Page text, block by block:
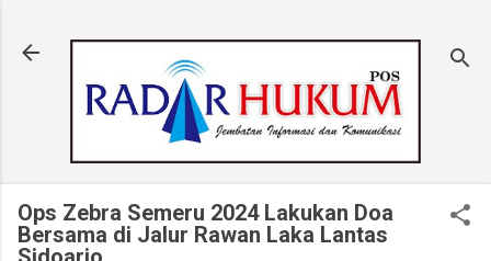
Ops Zebra Semeru 2024 Lakukan Doa
Bersama di Jalur Rawan Laka Lantas